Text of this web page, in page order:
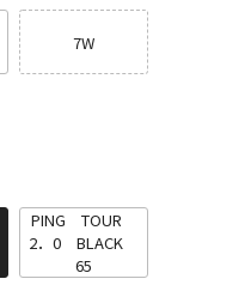
7W
PING TOUR
2．0 BLACK
65